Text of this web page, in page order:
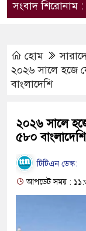
সংবাদ শিরোনাম :
হোম
২০২৬ সালে হজে
বাংলাদেশি
২০২৬ সালে
৫৮০ বাংলাদেশি
টিটিএন ডেস্ক:
আপডেট সময় :